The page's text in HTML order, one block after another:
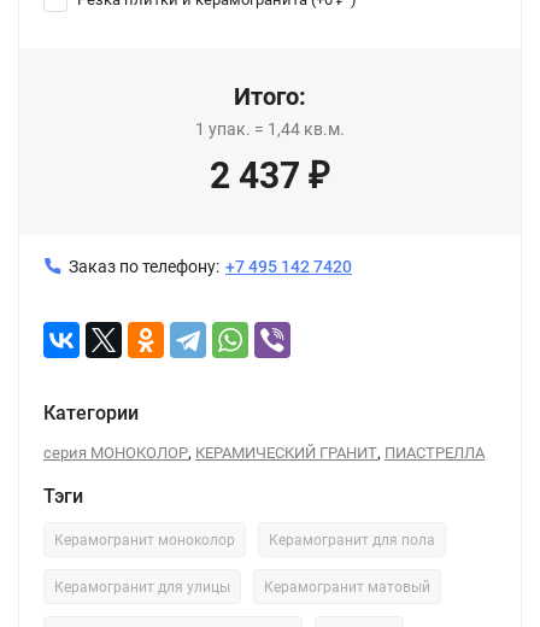
Итого:
1 упак. = 1,44 кв.м.
2 437 ₽
Заказ по телефону: +7 495 142 7420
Категории
серия МОНОКОЛОР, КЕРАМИЧЕСКИЙ ГРАНИТ, ПИАСТРЕЛЛА
Тэги
Керамогранит моноколор Керамогранит для пола
Керамогранит для улицы Керамогранит матовый